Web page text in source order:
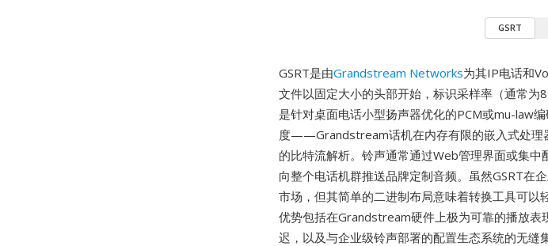
GSRT
GSRT是由Grandstream Networks为其IP电话和
文件以固定大小的头部开始，标识采样率（通常
是针对桌面电话小型扬声器优化的PCM或mu-law
度——Grandstream话机在内存有限的嵌入式处理
的比特流解析。铃声通常通过Web管理界面或集
向整个电话机群推送品牌定制音频。虽然GSRT在
市场，但其简单的二进制布局意味着转换工具可以
优势包括在Grandstream硬件上极为可靠的播放表
迟，以及与企业级铃声部署的配置生态系统的无缝集